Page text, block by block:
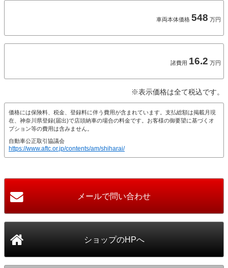
車両本体価格 548 万円
諸費用 16.2 万円
※表示価格は全て税込です。
価格には保険料、税金、登録料に伴う費用が含まれています。支払総額は掲載月現
在、神奈川県登録(届出)で店頭納車の場合の料金です。お客様の御要望に基づくオ
プション等の費用は含みません。
自動車公正取引協議会
https://www.aftc.or.jp/contents/am/shiharai/